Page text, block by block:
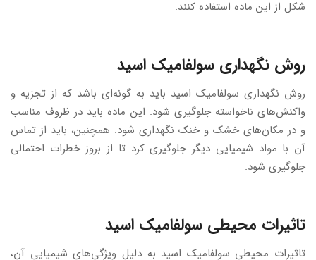
شکل از این ماده استفاده کنند.
روش نگهداری سولفامیک اسید
روش نگهداری سولفامیک اسید باید به گونه‌ای باشد که از تجزیه و
واکنش‌های ناخواسته جلوگیری شود. این ماده باید در ظروف مناسب
و در مکان‌های خشک و خنک نگهداری شود. همچنین، باید از تماس
آن با مواد شیمیایی دیگر جلوگیری کرد تا از بروز خطرات احتمالی
جلوگیری شود.
تاثیرات محیطی سولفامیک اسید
تاثیرات محیطی سولفامیک اسید به دلیل ویژگی‌های شیمیایی آن،